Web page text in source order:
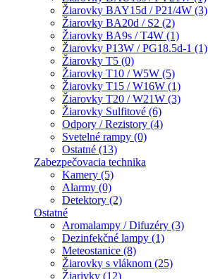
Žiarovky BAY15d / P21/4W (3)
Žiarovky BA20d / S2 (2)
Žiarovky BA9s / T4W (1)
Žiarovky P13W / PG18.5d-1 (1)
Žiarovky T5 (0)
Žiarovky T10 / W5W (5)
Žiarovky T15 / W16W (1)
Žiarovky T20 / W21W (3)
Žiarovky Sulfitové (6)
Odpory / Rezistory (4)
Svetelné rampy (0)
Ostatné (13)
Zabezpečovacia technika
Kamery (5)
Alarmy (0)
Detektory (2)
Ostatné
Aromalampy / Difuzéry (3)
Dezinfekčné lampy (1)
Meteostanice (8)
Žiarovky s vláknom (25)
Žiarivky (12)